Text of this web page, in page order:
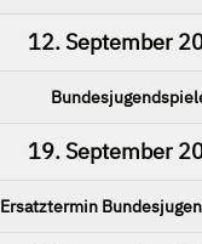
12. September
19. September
Ersatztermin